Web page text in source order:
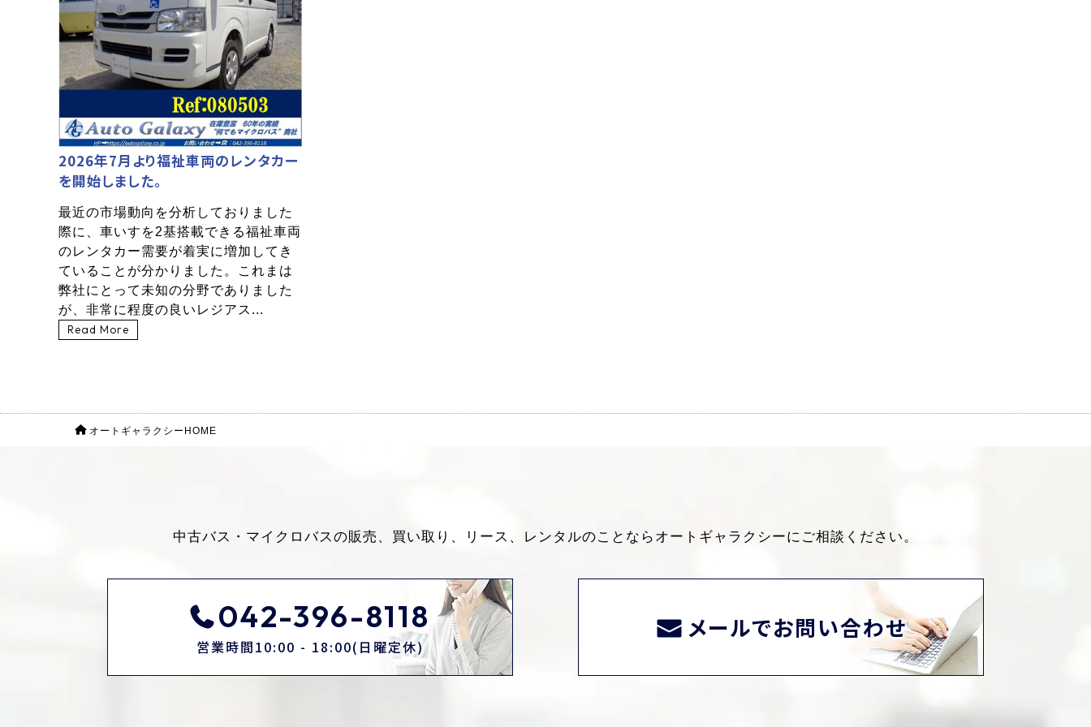
2026年7月より福祉車両のレンタカー
を開始しました。
最近の市場動向を分析しておりました
際に、車いすを2基搭載できる福祉車両
のレンタカー需要が着実に増加してき
ていることが分かりました。これまは
弊社にとって未知の分野でありました
が、非常に程度の良いレジアス...
Read More
オートギャラクシーHOME
中古バス・マイクロバスの販売、買い取り、リース、レンタルのことなら オートギャラクシーにご相談ください。
042-396-8118
営業時間10:00 - 18:00(日曜定休)
メールでお問い合わせ